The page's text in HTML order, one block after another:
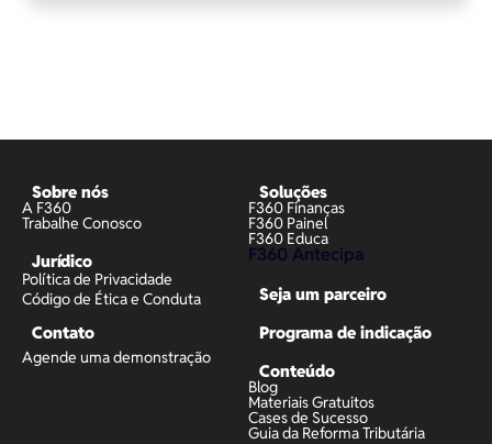
Sobre nós
A F360
Trabalhe Conosco
Jurídico
Política de Privacidade
Código de Ética e Conduta
Contato
Agende uma demonstração
Soluções
F360 Finanças
F360 Painel
F360 Educa
F360 Antecipa
Seja um parceiro
Programa de indicação
Conteúdo
Blog
Materiais Gratuitos
Cases de Sucesso
Guia da Reforma Tributária